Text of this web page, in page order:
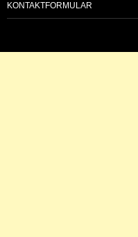
KONTAKTFORMULAR